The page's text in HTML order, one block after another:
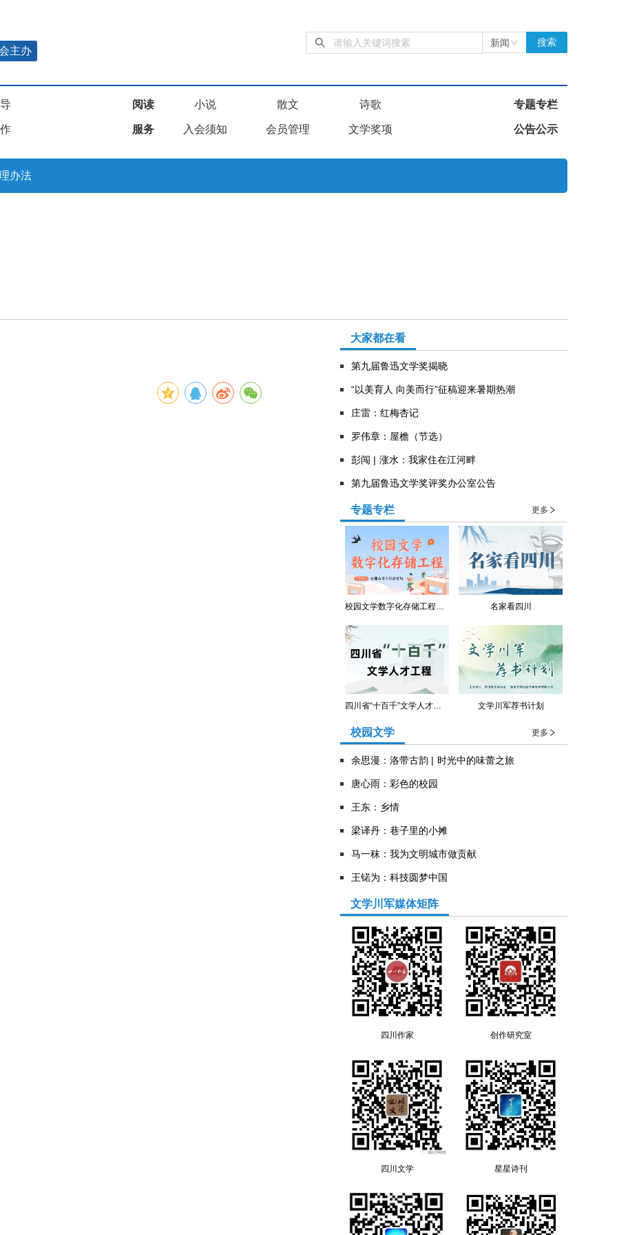
主办
新闻 搜索
阅读 小说 散文 诗歌 专题专栏
服务 入会须知 会员管理 文学奖项 公告公示
办法
大家都在看
第九届鲁迅文学奖揭晓
“以美育人 向美而行”征稿迎来暑期热潮
庄雷：红梅杏记
罗伟章：屋檐（节选）
彭闯 | 涨水：我家住在江河畔
第九届鲁迅文学奖评奖办公室公告
专题专栏 更多
校园文学数字化存储工程（青羊区教育局） 名家看四川
四川省“十百千”文学人才工程 文学川军荐书计划
校园文学 更多
余思漫：洛带古韵 | 时光中的味蕾之旅
唐心雨：彩色的校园
王东：乡情
​梁译丹：巷子里的小摊
马一秣：我为文明城市做贡献
王锘为：科技圆梦中国
文学川军媒体矩阵
四川作家 创作研究室
四川文学 星星诗刊